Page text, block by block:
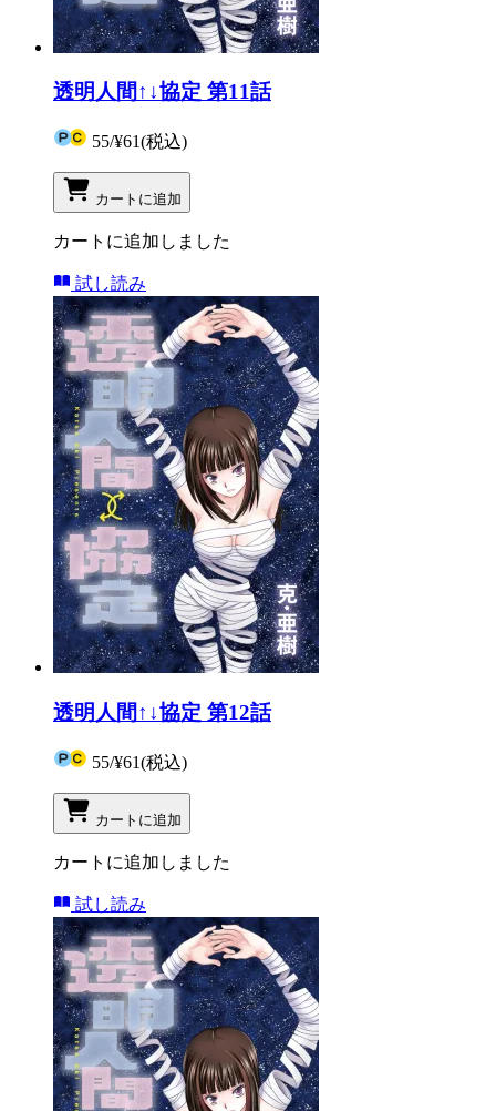
透明人間↑↓協定 第11話
55/¥61(税込)
カートに追加
カートに追加しました
試し読み
透明人間↑↓協定 第12話
55/¥61(税込)
カートに追加
カートに追加しました
試し読み